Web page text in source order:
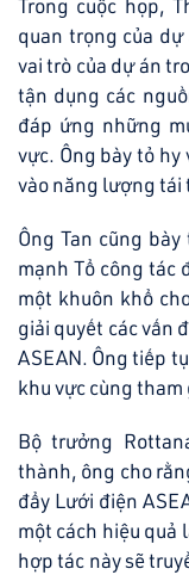
quan trọng của
vai trò của dự án
tận dụng các
đáp ứng những
vực. Ông bày tỏ
vào năng lượng tái
Ông Tan cũng
mạnh Tổ công tác
một khuôn khổ
giải quyết các vấn
ASEAN. Ông tiếp
khu vực cùng tham
Bộ trưởng
thành, ông cho
đẩy Lưới điện
một cách hiệu quả
hợp tác này sẽ